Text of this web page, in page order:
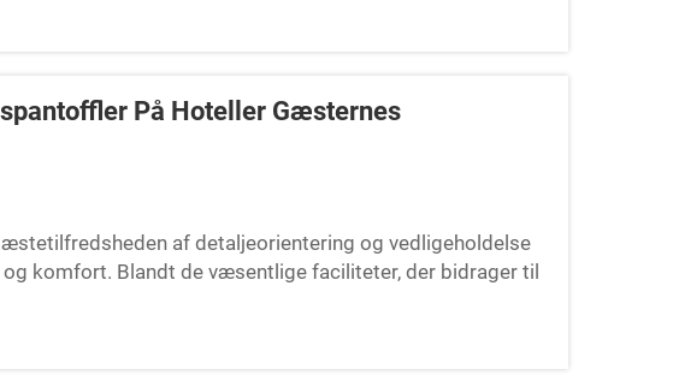
På Hoteller Gæsternes
af detaljeorientering og vedligeholdelse
komfort. Blandt de væsentlige faciliteter, der bidrager til
hotelbadeslipper en...